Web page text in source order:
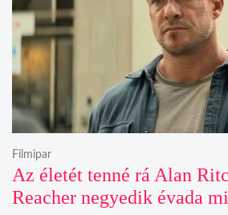
Az életét tenné rá Alan
Reacher negyedik évada
Filmipar